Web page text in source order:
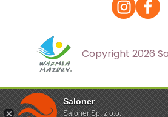
Saloner
Saloner Sp. z o.o.
Ta strona korzysta z plików cookies.
Copyright 2026